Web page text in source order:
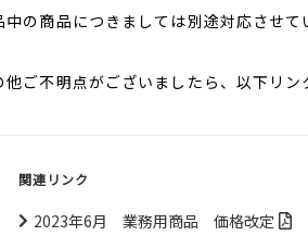
中の商品につきましては別途対応させて
他ご不明点がございましたら、以下リン
関連リンク
2023年6月 業務用商品 価格改定